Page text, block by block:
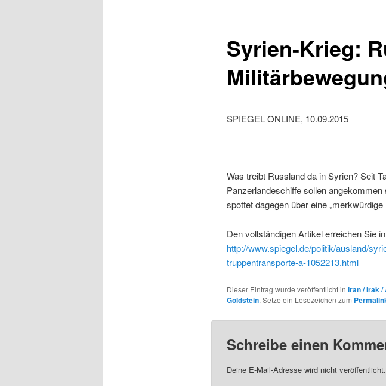
Syrien-Krieg:
SPIEGEL ONLINE, 10.09.2015
Was treibt Russland da in Syrien? Seit
Panzerlandeschiffe sollen
spottet dagegen über eine „merkwürdige
Den vollständigen Artikel erreichen Sie
http://www.spiegel.de/politik/ausland/
truppentransporte-a-1052213.html
Dieser Eintrag wurde veröffentlicht in Iran / Irak
Goldstein. Setze ein Lesezeichen zum
Schreibe einen
Deine E-Mail-Adresse wird nicht veröffentlicht.